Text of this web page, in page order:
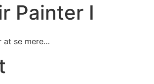
Painter I
at se mere…